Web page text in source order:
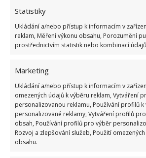
Statistiky
Ukládání a/nebo přístup k informacím v
reklam, Měření výkonu obsahu, Porozumění
prostřednictvím statistik nebo kombinací
Marketing
Ukládání a/nebo přístup k informacím v
omezených údajů k výběru reklam, Vytváření
personalizovanou reklamu, Používání profilů k
personalizované reklamy, Vytváření profilů
obsah, Používání profilů pro výběr
Rozvoj a zlepšování služeb, Použití
obsahu.
ževždycky je lepší se se sousedy
těch pár větví přišlo zatraceně
BydlímeÚtulně jsme rovněž psali o
truhlíky.
Zdroje:PrávníProstor,